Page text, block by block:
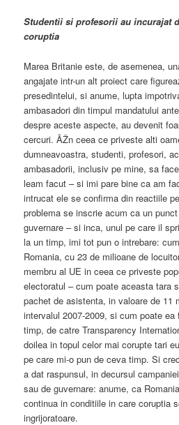
Studentii si profesorii au incurajat
coruptia
Marea Britanie este, de asemenea,
angajate intr-un alt proiect care
presedintelui, si anume, lupta
ambasadori din timpul mandatului
despre aceste aspecte, au devenit
cercuri. ÃŽn ceea ce priveste alti
dumneavoastra, studenti, profesori,
ambasadorii, inclusiv pe mine, sa
leam facut – si imi pare bine ca am
intrucat ele se confirma din reactiile
problema se inscrie acum ca un
guvernare – si inca, unul pe care il
la un timp, imi tot pun o intrebare:
Romania, cu 23 de milioane de
membru al UE in ceea ce priveste
electoratul – cum poate aceasta tara
pachet de asistenta, in valoare de 11
intervalul 2007-2009, si cum poate
timp, de catre Transparency
doilea in topul celor mai corupte tari
pe care mi-o pun de ceva timp. Si
a dat raspunsul, in decursul
sau de guvernare: anume, ca
continua in conditiile in care coruptia
ingrijoratoare.